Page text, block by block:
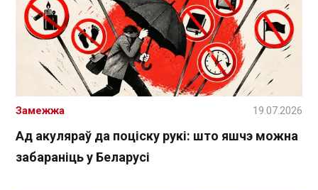
Ад акуляраў да поціску рукі: што яшчэ можна
забараніць у Беларусі
Замежжа 19.07.2026